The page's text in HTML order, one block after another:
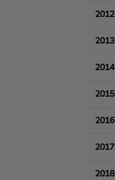
2012
2013
2014
2015
2016
2017
2018